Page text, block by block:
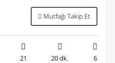
Mutfağı Takip Et
21 20 dk. 6